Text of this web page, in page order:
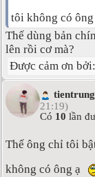
tôi không có ông
Thế dùng bản
lên rồi cơ mà?
Được cảm ơn bởi:
21:19)
Có 10 lần
Thế ông chỉ tôi
không có ông ạ